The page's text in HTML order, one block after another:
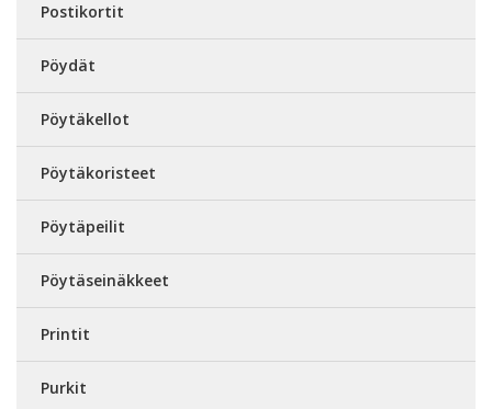
Postikortit
Pöydät
Pöytäkellot
Pöytäkoristeet
Pöytäpeilit
Pöytäseinäkkeet
Printit
Purkit